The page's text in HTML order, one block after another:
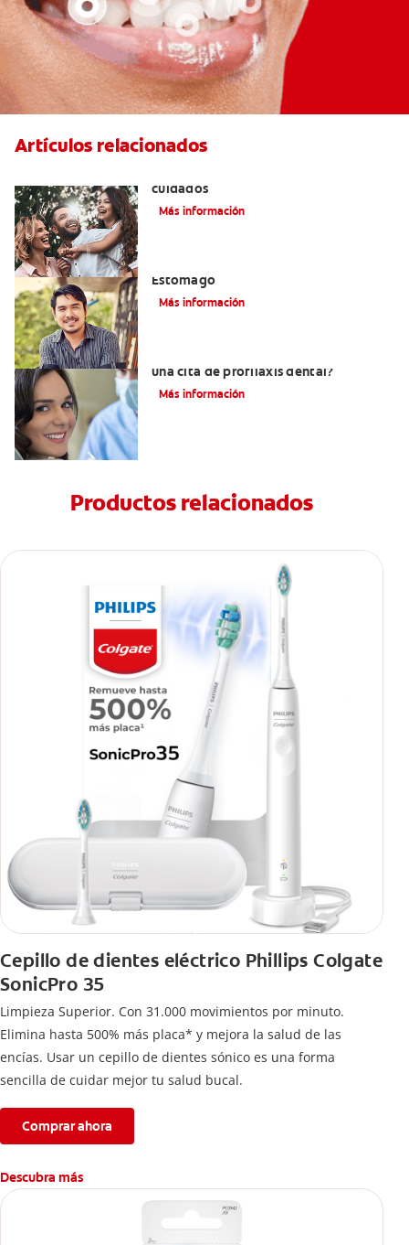
Artículos relacionados
cuidados
Más información
Estómago
Más información
una cita de profilaxis dental?
Más información
Productos relacionados
Cepillo de dientes eléctrico Phillips Colgate
SonicPro 35
Limpieza Superior. Con 31.000 movimientos por minuto.
Elimina hasta 500% más placa* y mejora la salud de las
encías. Usar un cepillo de dientes sónico es una forma
sencilla de cuidar mejor tu salud bucal.
Comprar ahora
Descubra más